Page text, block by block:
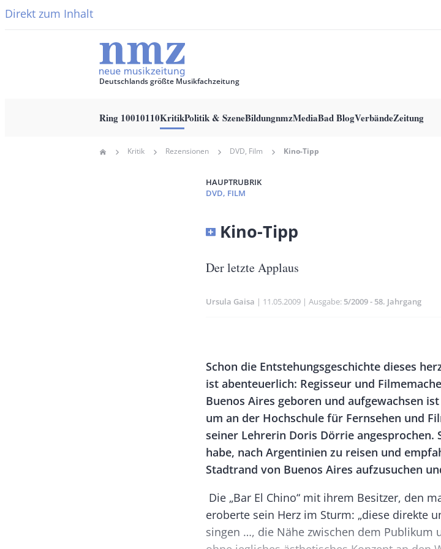
Direkt zum Inhalt
Deutschlands größte Musikfachzeitung
navigation
Ring 10010110KritikPolitik & SzeneBildungnmzMediaBad BlogVerbändeZeitung
Home Kritik Rezensionen DVD, Film Kino-Tipp
HAUPTRUBRIK
DVD, FILM
Banner
Size
Kino-Tipp
Untertitel
Der letzte Applaus
Ursula Gaisa Publikationsdatum
11.05.2009 Ausgabe 5/2009 - 58. Jahrgang
Rectangle
Left
Body
Schon die Entstehungsgeschichte dieses
ist abenteuerlich: Regisseur und
Buenos Aires geboren und aufgewachsen
um an der Hochschule für Fernsehen und
seiner Lehrerin Doris Dörrie angesprochen.
habe, nach Argentinien zu reisen und
Stadtrand von Buenos Aires aufzusuchen
Die „Bar El Chino“ mit ihrem Besitzer, den
eroberte sein Herz im Sturm: „diese direkte
singen …, die Nähe zwischen dem Publikum